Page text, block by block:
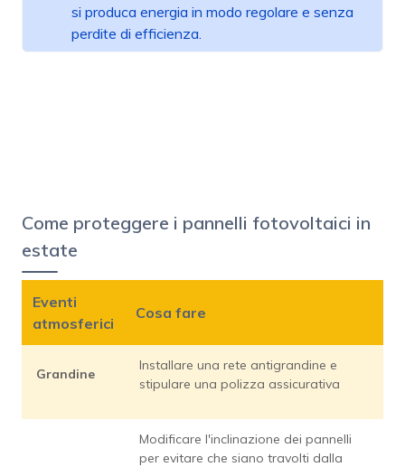
si produca energia in modo regolare e senza
perdite di efficienza.
Come proteggere i pannelli fotovoltaici in
estate
Eventi
atmosferici
Cosa fare
Grandine
Installare una rete antigrandine e
stipulare una polizza assicurativa
Modificare l'inclinazione dei pannelli
per evitare che siano travolti dalla